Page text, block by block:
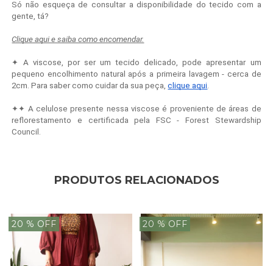
Só não esqueça de consultar a disponibilidade do tecido com a
gente, tá?
Clique aqui e saiba como encomendar.
✦ A viscose, por ser um tecido delicado, pode apresentar um
pequeno encolhimento natural após a primeira lavagem - cerca de
2cm. Para saber como cuidar da sua peça,clique aqui
✦✦ A celulose presente nessa viscose é proveniente de áreas de
reflorestamento e certificada pela FSC - Forest Stewardship
Council.
PRODUTOS RELACIONADOS
20 % OFF 20 % OFF